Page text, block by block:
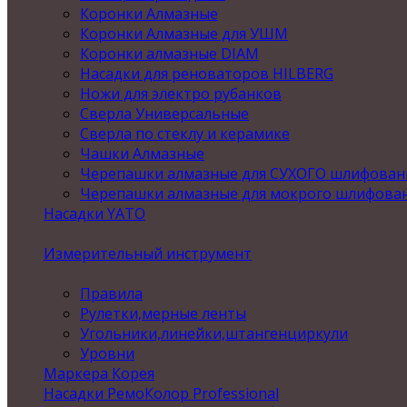
Коронки Алмазные
Коронки Алмазные для УШМ
Коронки алмазные DIAM
Насадки для реноваторов HILBERG
Ножи для электро рубанков
Сверла Универсальные
Сверла по стеклу и керамике
Чашки Алмазные
Черепашки алмазные для СУХОГО
Черепашки алмазные для мокрого
Насадки YATO
Измерительный инструмент
Правила
Рулетки,мерные ленты
Угольники,линейки,штангенциркули
Уровни
Маркера Корея
Насадки РемоКолор Professional